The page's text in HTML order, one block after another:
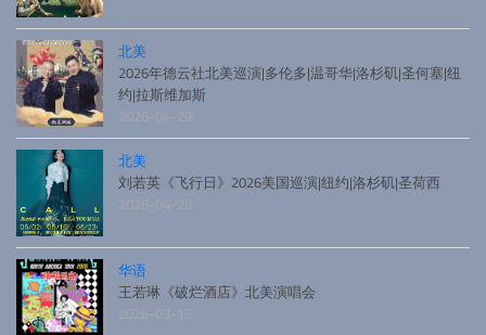
北美
2026年德云社北美巡演|多伦多|温哥华|洛杉矶|圣何塞|纽
约|拉斯维加斯
2026-04-29
北美
刘若英《飞行日》2026美国巡演|纽约|洛杉矶|圣荷西
2026-04-29
华语
王若琳《破烂酒店》北美演唱会
2026-03-15